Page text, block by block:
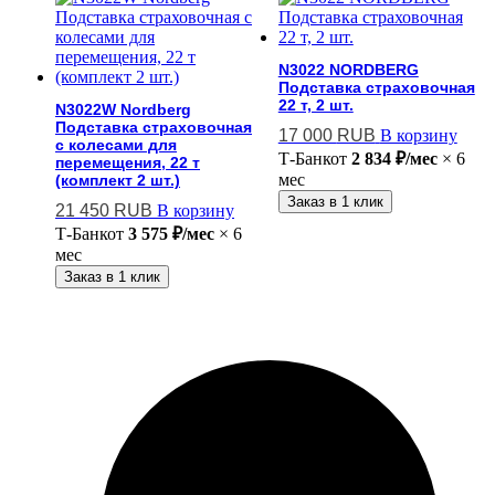
N3022W Nordberg
Подставка страховочная
c колесами для
перемещения, 22 т
(комплект 2 шт.)
21 450 RUB В корзину
Т-Банкот 3 575 ₽/мес × 6
мес
Заказ в 1 клик
N3022 NORDBERG
Подставка страховочная
22 т, 2 шт.
17 000 RUB В корзину
Т-Банкот 2 834 ₽/мес× 6
мес
Заказ в 1 клик